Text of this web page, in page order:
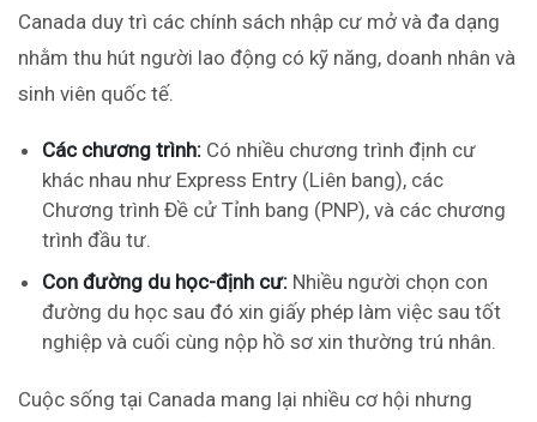
Canada duy trì các chính sách nhập cư mở và đa dạng
nhằm thu hút người lao động có kỹ năng, doanh nhân và
sinh viên quốc tế.
Các chương trình: Có nhiều chương trình định cư
khác nhau như Express Entry (Liên bang), các
Chương trình Đề cử Tỉnh bang (PNP), và các chương
trình đầu tư.
Con đường du học-định cư: Nhiều người chọn con
đường du học sau đó xin giấy phép làm việc sau tốt
nghiệp và cuối cùng nộp hồ sơ xin thường trú nhân.
Cuộc sống tại Canada mang lại nhiều cơ hội nhưng